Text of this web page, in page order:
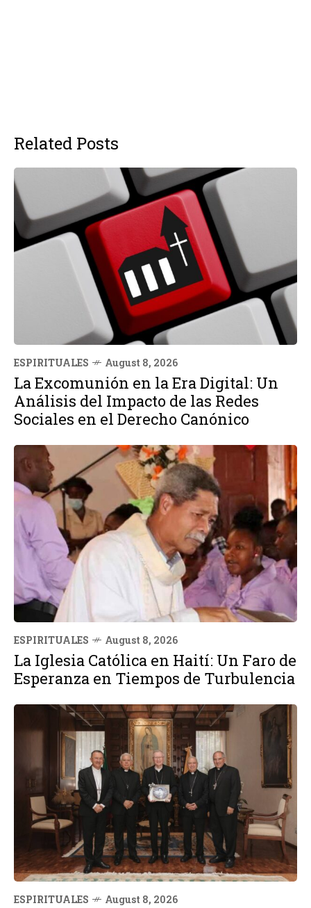
Related Posts
ESPIRITUALES August 8, 2026
La Excomunión en la Era Digital: Un
Análisis del Impacto de las Redes
Sociales en el Derecho Canónico
ESPIRITUALES August 8, 2026
La Iglesia Católica en Haití: Un Faro de
Esperanza en Tiempos de Turbulencia
ESPIRITUALES August 8, 2026